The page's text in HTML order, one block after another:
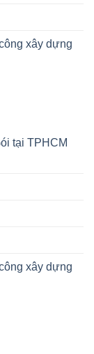
xây dựng
tại TPHCM
xây dựng